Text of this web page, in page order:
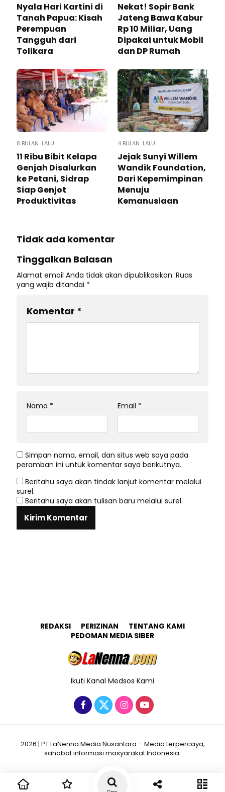
Nyala Hari Kartini di
Tanah Papua: Kisah
Perempuan
Tangguh dari
Tolikara
Nekat! Sopir Bank
Jateng Bawa Kabur
Rp 10 Miliar, Uang
Dipakai untuk Mobil
dan DP Rumah
8 BULAN LALU
11 Ribu Bibit Kelapa
Genjah Disalurkan
ke Petani, Sidrap
Siap Genjot
Produktivitas
4 BULAN LALU
Jejak Sunyi Willem
Wandik Foundation,
Dari Kepemimpinan
Menuju
Kemanusiaan
Tidak ada komentar
Tinggalkan Balasan
Alamat email Anda tidak akan dipublikasikan. Ruas
yang wajib ditandai *
Komentar *
Nama * Email *
Simpan nama, email, dan situs web saya pada
peramban ini untuk komentar saya berikutnya.
Beritahu saya akan tindak lanjut komentar melalui
surel.
Beritahu saya akan tulisan baru melalui surel.
REDAKSI PERIZINAN
TENTANG KAMI
PEDOMAN MEDIA SIBER
Ikuti Kanal Medsos Kami
2026 | PT LaNenna Media Nusantara – Media terpercaya,
sahabat informasi masyarakat Indonesia.